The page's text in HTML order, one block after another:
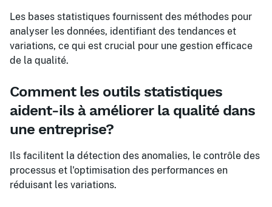
Les bases statistiques fournissent des méthodes pour
analyser les données, identifiant des tendances et
variations, ce qui est crucial pour une gestion efficace
de la qualité.
Comment les outils statistiques
aident-ils à améliorer la qualité dans
une entreprise?
Ils facilitent la détection des anomalies, le contrôle des
processus et l'optimisation des performances en
réduisant les variations.